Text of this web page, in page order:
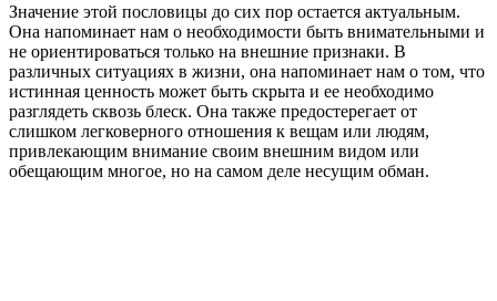
Значение этой пословицы до сих пор остается актуальным.
Она напоминает нам о необходимости быть внимательными и
не ориентироваться только на внешние признаки. В
различных ситуациях в жизни, она напоминает нам о том, что
истинная ценность может быть скрыта и ее необходимо
разглядеть сквозь блеск. Она также предостерегает от
слишком легковерного отношения к вещам или людям,
привлекающим внимание своим внешним видом или
обещающим многое, но на самом деле несущим обман.